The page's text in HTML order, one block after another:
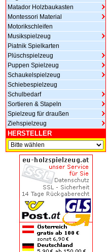
Matador Holzbaukasten
Montessori Material
Motorikschleifen
Musikspielzeug
Piatnik Spielkarten
Plüschspielzeug
Puppen Spielzeug
Schaukelspielzeug
Schiebespielzeug
Schulbedarf
Sortieren & Stapeln
Spielzeug für draußen
Ziehspielzeug
HERSTELLER